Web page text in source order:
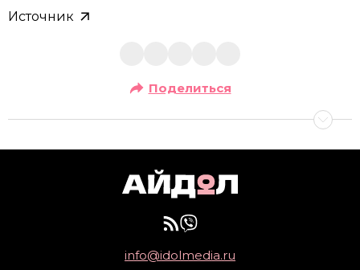
Источник
Поделиться
info@idolmedia.ru